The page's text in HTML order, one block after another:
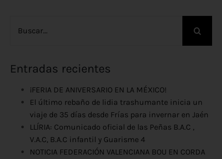
Entradas recientes
¡FERIA DE ANIVERSARIO EN LA MÉXICO!
El último rebaño de lidia trashumante inicia un
viaje de 35 días desde Frías para invernar en Jaén
LLÍRIA: Comunicado oficial de las Peñas B.A.C ,
V.A.C, B.A.C infantil y Guarisme 4
NOTICIA FEDERACIÓN VALENCIANA BOU EN CORDA